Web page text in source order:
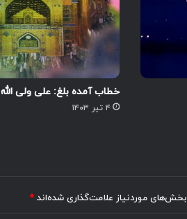
خطاب آمده بلغ: علی ولی الله
۴ تیر ۱۴۰۳
بخش‌های موردنیاز علامت‌گذاری شده‌اند *